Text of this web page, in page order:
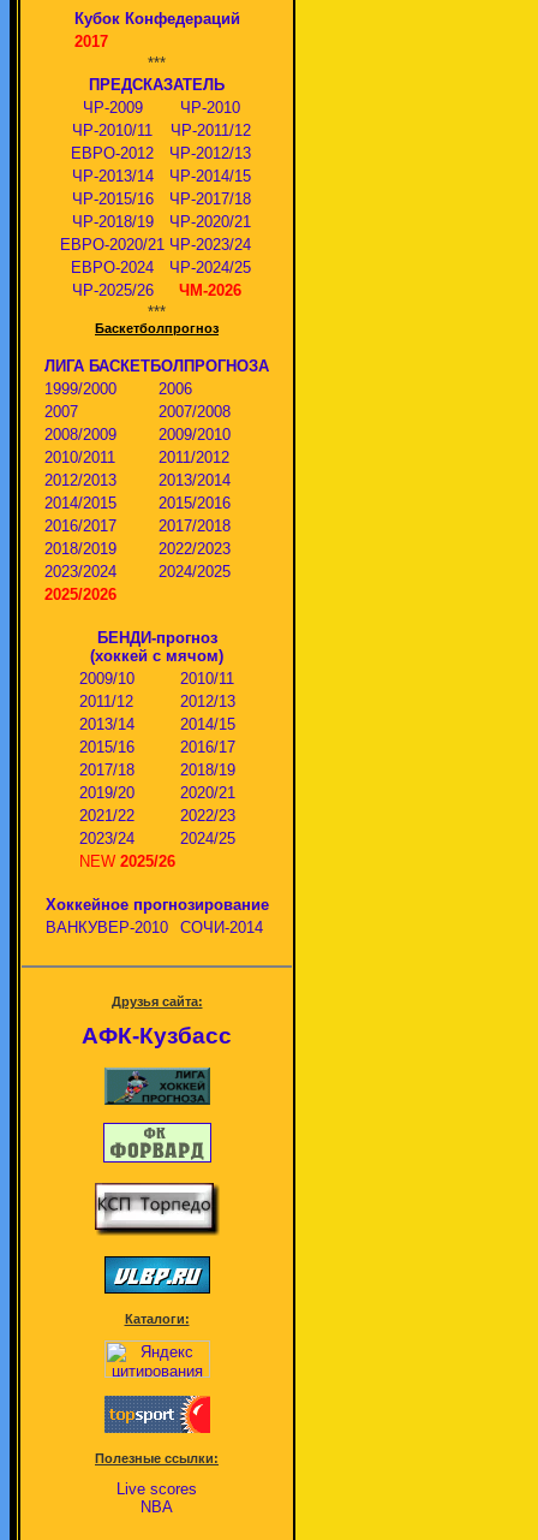
Кубок Конфедераций
2017
***
ПРЕДСКАЗАТЕЛЬ
ЧР-2009
ЧР-2010
ЧР-2010/11
ЧР-2011/12
ЕВРО-2012
ЧР-2012/13
ЧР-2013/14
ЧР-2014/15
ЧР-2015/16
ЧР-2017/18
ЧР-2018/19
ЧР-2020/21
ЕВРО-2020/21 ЧР-2023/24
ЕВРО-2024
ЧР-2024/25
ЧР-2025/26
ЧМ-2026
***
Баскетболпрогноз
ЛИГА БАСКЕТБОЛПРОГНОЗА
1999/2000
2006
2007
2007/2008
2008/2009
2009/2010
2010/2011
2011/2012
2012/2013
2013/2014
2014/2015
2015/2016
2016/2017
2017/2018
2018/2019
2022/2023
2023/2024
2024/2025
2025/2026
БЕНДИ-прогноз
(хоккей с мячом)
2009/10
2010/11
2011/12
2012/13
2013/14
2014/15
2015/16
2016/17
2017/18
2018/19
2019/20
2020/21
2021/22
2022/23
2023/24
2024/25
NEW 2025/26
Хоккейное прогнозирование
ВАНКУВЕР-2010
СОЧИ-2014
Друзья сайта:
АФК-Кузбасс
Каталоги:
Полезные ссылки:
Live scores
NBA